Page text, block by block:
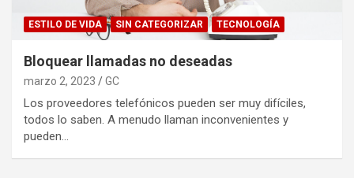
ESTILO DE VIDA SIN CATEGORIZAR TECNOLOGÍA
Bloquear llamadas no deseadas
marzo 2, 2023 GC
Los proveedores telefónicos pueden ser muy difíciles,
todos lo saben. A menudo llaman inconvenientes y
pueden…